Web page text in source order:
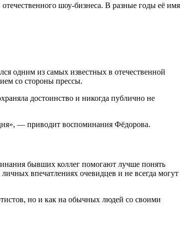
шоу-бизнеса. В разные годы её имя
одним из самых известных в отечественной
со стороны прессы.
достоинство и никогда публично не
— приводит воспоминания Фёдорова.
бывших коллег помогают лучше понять
впечатлениях очевидцев и не всегда могут
но и как на обычных людей со своими